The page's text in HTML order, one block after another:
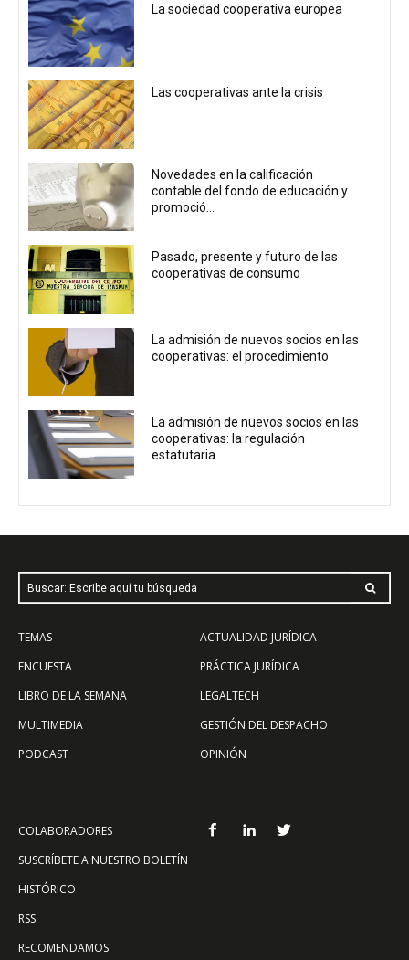
La sociedad cooperativa europea
Las cooperativas ante la crisis
Novedades en la calificación
contable del fondo de educación y
promoció...
Pasado, presente y futuro de las
cooperativas de consumo
La admisión de nuevos socios en las
cooperativas: el procedimiento
La admisión de nuevos socios en las
cooperativas: la regulación
estatutaria...
Buscar: Escribe aquí tu búsqueda
TEMAS
ENCUESTA
LIBRO DE LA SEMANA
MULTIMEDIA
PODCAST
ACTUALIDAD JURÍDICA
PRÁCTICA JURÍDICA
LEGALTECH
GESTIÓN DEL DESPACHO
OPINIÓN
COLABORADORES
SUSCRÍBETE A NUESTRO BOLETÍN
HISTÓRICO
RSS
RECOMENDAMOS